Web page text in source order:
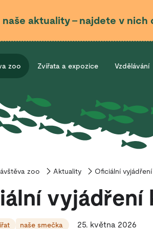
naše aktuality – najdete v
zoo Zvířata a expozice Vzdělávání
Úvod zoo Aktuality Oficiální
vyjádření
naše smečka 25. května 2026